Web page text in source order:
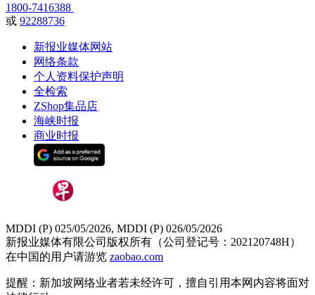
1800-7416388
或 92288736
新报业媒体网站
网络条款
个人资料保护声明
全检索
ZShop集品店
海峡时报
商业时报
MDDI (P) 025/05/2026, MDDI (P) 026/05/2026
新报业媒体有限公司版权所有（公司登记号：202120748H）
在中国的用户请游览 zaobao.com
提醒：新加坡网络业者若未经许可，擅自引用本网内容将面对